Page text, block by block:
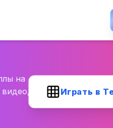
на
Играть в